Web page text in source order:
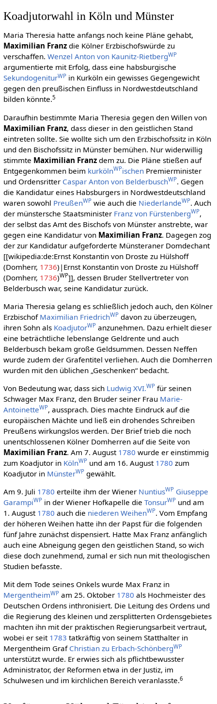
Koadjutorwahl in Köln und Münster
Maria Theresia hatte anfangs noch keine Pläne gehabt,
Maximilian Franzdie Kölner Erzbischofswürde zu
verschaffen. Wenzel Anton von Kaunitz-RietbergWP
argumentierte mit Erfolg, dass eine habsburgische
SekundogeniturWPin Kurköln ein gewisses Gegengewicht
gegen den preußischen Einfluss in Nordwestdeutschland
bilden könnte.5
Daraufhin bestimmte Maria Theresia gegen den Willen von
Maximilian Franz, dass dieser in den geistlichen Stand
eintreten sollte. Sie wollte sich um den Erzbischofssitz in Köln
und den Bischofssitz in Münster bemühen. Nur widerwillig
stimmte Maximilian Franzdem zu. Die Pläne stießen auf
Entgegenkommen beim kurkölnWPischenPremierminister
und Ordensritter Caspar Anton von BelderbuschWP. Gegen
die Kandidatur eines Habsburgers in Nordwestdeutschland
waren sowohl PreußenWPwie auch die NiederlandeWP. Auch
der münstersche Staatsminister Franz von FürstenbergWP,
der selbst das Amt des Bischofs von Münster anstrebte, war
gegen eine Kandidatur von Maximilian Franz. Dagegen zog
der zur Kandidatur aufgeforderte Münsteraner Domdechant
[[wikipedia:de:Ernst Konstantin von Droste zu Hülshoff
(Domherr, 1736)|Ernst Konstantin von Droste zu Hülshoff
(Domherr, 1736)WP]], dessen Bruder Stellvertreter von
Belderbusch war, seine Kandidatur zurück.
Maria Theresia gelang es schließlich jedoch auch, den Kölner
Erzbischof Maximilian FriedrichWPdavon zu überzeugen,
ihren Sohn als KoadjutorWPanzunehmen. Dazu erhielt dieser
eine beträchtliche lebenslange Geldrente und auch
Belderbusch bekam große Geldsummen. Dessen Neffen
wurde zudem der Grafentitel verliehen. Auch die Domherren
wurden mit den üblichen „Geschenken“ bedacht.
Von Bedeutung war, dass sich Ludwig XVI.WPfür seinen
Schwager Max Franz, den Bruder seiner Frau Marie-
AntoinetteWP, aussprach. Dies machte Eindruck auf die
europäischen Mächte und ließ ein drohendes Schreiben
Preußens wirkungslos werden. Der Brief trieb die noch
unentschlossenen Kölner Domherren auf die Seite von
Maximilian Franz. Am 7. August 1780 wurde er einstimmig
zum Koadjutor in KölnWPund am 16. August 1780 zum
Koadjutor in MünsterWPgewählt.
Am 9. Juli 1780 erteilte ihm der Wiener NuntiusWP Giuseppe
GarampiWPin der Wiener Hofkapelle die TonsurWPund am
1. August 1780 auch die niederen WeihenWP. Vom Empfang
der höheren Weihen hatte ihn der Papst für die folgenden
fünf Jahre zunächst dispensiert. Hatte Max Franz anfänglich
auch eine Abneigung gegen den geistlichen Stand, so wich
diese doch zunehmend, zumal er sich nun mit theologischen
Studien befasste.
Mit dem Tode seines Onkels wurde Max Franz in
MergentheimWPam 25. Oktober 1780 als Hochmeister des
Deutschen Ordens inthronisiert. Die Leitung des Ordens und
die Regierung des kleinen und zersplitterten Ordensgebietes
machten ihn mit der praktischen Regierungsarbeit vertraut,
wobei er seit 1783 tatkräftig von seinem Statthalter in
Mergentheim Graf Christian zu Erbach-SchönbergWP
unterstützt wurde. Er erwies sich als pflichtbewusster
Administrator, der Reformen etwa in der Justiz, im
Schulwesen und im kirchlichen Bereich veranlasste.6